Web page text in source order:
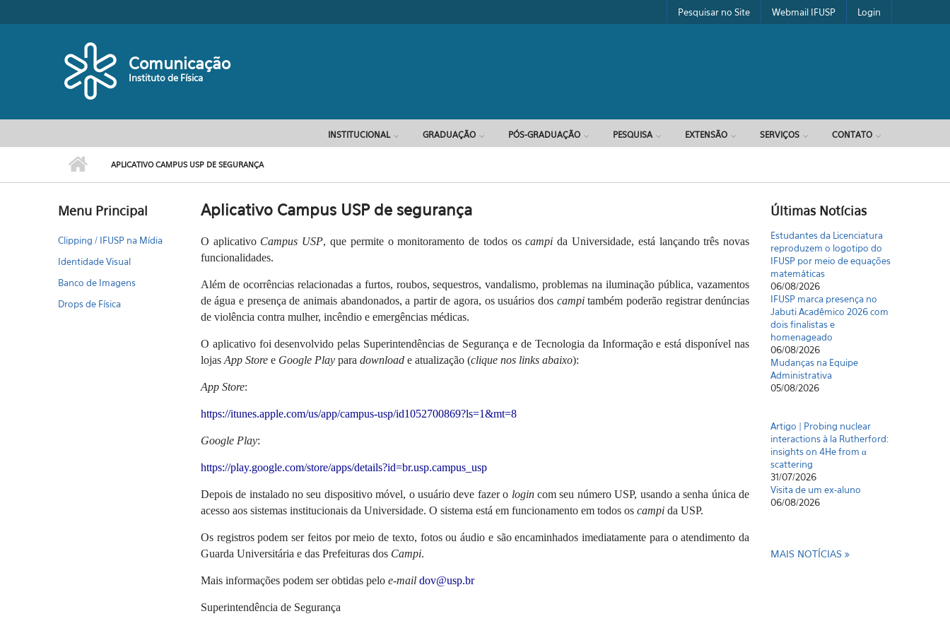
Pesquisar no Site Webmail IFUSP Login
Comunicação
Instituto de Física
INSTITUCIONAL GRADUAÇÃO PÓS-GRADUAÇÃO PESQUISA EXTENSÃO SERVIÇOS CONTATO
APLICATIVO CAMPUS USP DE SEGURANÇA
Menu Principal
Clipping / IFUSP na Mídia
Identidade Visual
Banco de Imagens
Drops de Física
Aplicativo Campus USP de segurança
O aplicativo Campus USP, que permite o monitoramento de todos oscampi da Universidade, está lançando três novas
funcionalidades.
Além de ocorrências relacionadas a furtos, roubos, sequestros, vandalismo, problemas na iluminação pública, vazamentos
de água e presença de animais abandonados, a partir de agora, os usuários dos campitambém poderão registrar denúncias
de violência contra mulher, incêndio e emergências médicas.
O aplicativo foi desenvolvido pelas Superintendências de Segurança e de Tecnologia da Informação e está disponível nas
lojas App Storee Google Playpara downloade atualização (clique nos links abaixo):
App Store:
https://itunes.apple.com/us/app/campus-usp/id1052700869?ls=1&mt=8
Google Play:
https://play.google.com/store/apps/details?id=br.usp.campus_usp
Depois de instalado no seu dispositivo móvel, o usuário deve fazer o logincom seu número USP, usando a senha única de
acesso aos sistemas institucionais da Universidade. O sistema está em funcionamento em todos os campi da USP.
Os registros podem ser feitos por meio de texto, fotos ou áudio e são encaminhados imediatamente para o atendimento da
Guarda Universitária e das Prefeituras dos Campi.
Mais informações podem ser obtidas pelo e-mail dov@usp.br
Superintendência de Segurança
Últimas Notícias
Estudantes da Licenciatura
reproduzem o logotipo do
IFUSP por meio de equações
matemáticas
06/08/2026
IFUSP marca presença no
Jabuti Acadêmico 2026 com
dois finalistas e
homenageado
06/08/2026
Mudanças na Equipe
Administrativa
05/08/2026
Artigo | Probing nuclear
interactions à la Rutherford:
insights on 4He from α
scattering
31/07/2026
Visita de um ex-aluno
06/08/2026
MAIS NOTÍCIAS